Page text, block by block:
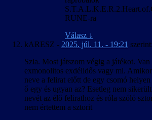
RUNE-ra
Válasz ↓
kARESZ - 2025. júl. 11. - 19:21 szerint:
Szia. Most játszom végig a játékot.
exmonolitos exdélidős vagy mi.
neve a felirat előtt de egy csomó
ő egy és ugyan az? Esetleg nem
nevét az élő felirathoz és róla szóló
nem értettem a sztorit